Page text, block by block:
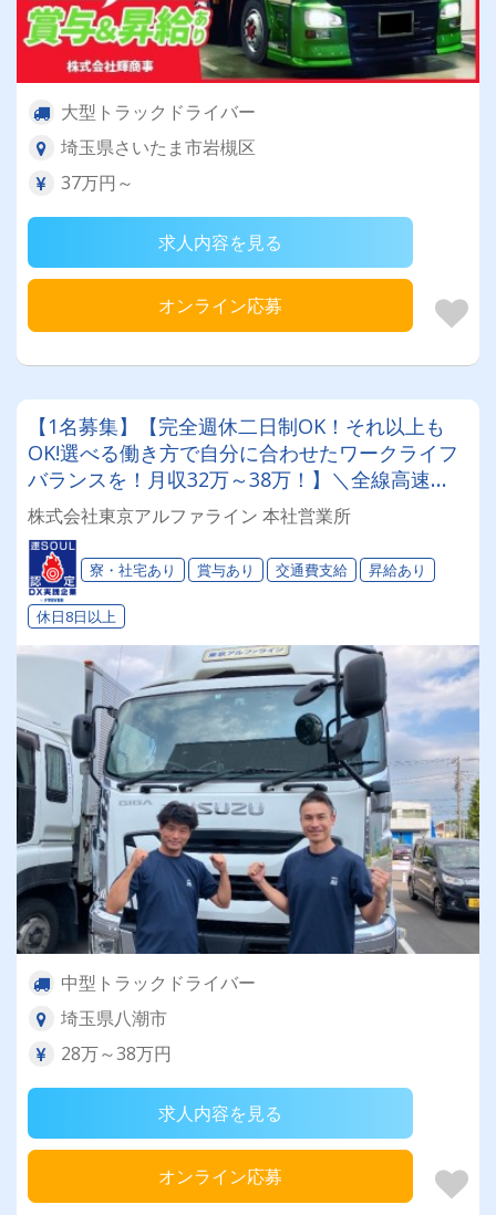
大型トラックドライバー
埼玉県さいたま市岩槻区
37万円～
求人内容を見る
オンライン応募
【1名募集】【完全週休二日制OK！それ以上も
OK!選べる働き方で自分に合わせたワークライフ
バランスを！月収32万～38万！】＼全線高速
OK×カーナビ完備／ 寮ありで遠方からの応募も
大歓迎★
株式会社東京アルファライン 本社営業所
寮・社宅あり 賞与あり 交通費支給 昇給あり
休日8日以上
中型トラックドライバー
埼玉県八潮市
28万～38万円
求人内容を見る
オンライン応募